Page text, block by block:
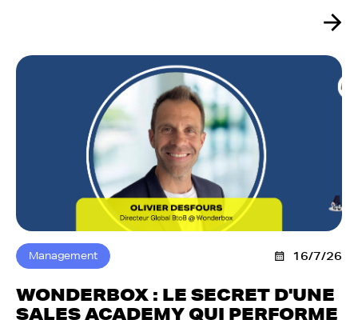
Management 16/7/26
WONDERBOX : LE SECRET D'UNE
SALES ACADEMY QUI PERFORME